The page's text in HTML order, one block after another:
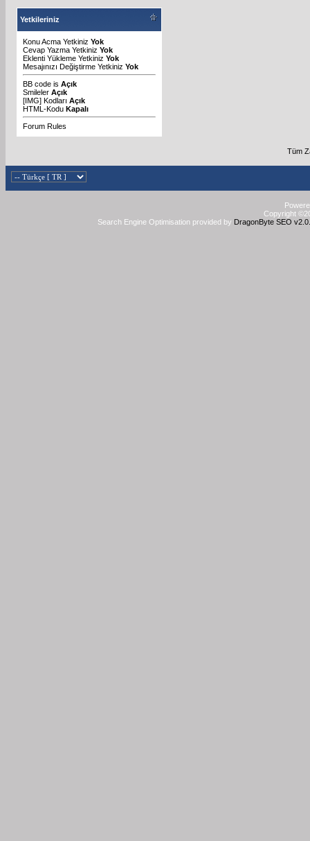
Yetkileriniz
Konu Acma Yetkiniz Yok
Cevap Yazma Yetkiniz Yok
Eklenti Yükleme Yetkiniz Yok
Mesajınızı Değiştirme Yetkiniz Yok
BB code is Açık
Smileler Açık
[IMG] Kodları Açık
HTML-Kodu Kapalı
Forum Rules
Tüm
Copyright
Search Engine Optimisation provided by DragonByte SEO